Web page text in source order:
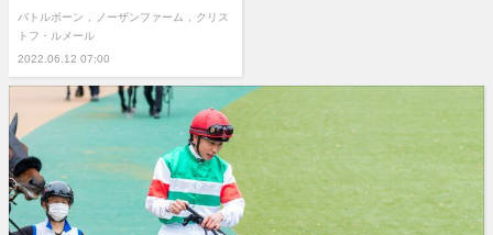
2022.06.12 07:00
バトルボーン ノーザンファーム
クリス
トフ・ルメール